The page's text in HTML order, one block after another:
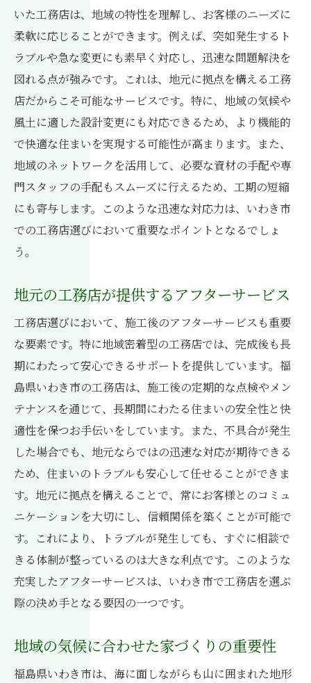
いた工務店は、地域の特性を理解し、お客様のニーズに
柔軟に応じることができます。例えば、突如発生するト
ラブルや急な変更にも素早く対応し、迅速な問題解決を
図れる点が強みです。これは、地元に拠点を構える工務
店だからこそ可能なサービスです。特に、地域の気候や
風土に適した設計変更にも対応できるため、より機能的
で快適な住まいを実現する可能性が高まります。また、
地域のネットワークを活用して、必要な資材の手配や専
門スタッフの手配もスムーズに行えるため、工期の短縮
にも寄与します。このような迅速な対応力は、いわき市
での工務店選びにおいて重要なポイントとなるでしょ
う。
地元の工務店が提供するアフターサービス
工務店選びにおいて、施工後のアフターサービスも重要
な要素です。特に地域密着型の工務店では、完成後も長
期にわたって安心できるサポートを提供しています。福
島県いわき市の工務店は、施工後の定期的な点検やメン
テナンスを通じて、長期間にわたる住まいの安全性と快
適性を保つお手伝いをしています。また、不具合が発生
した場合でも、地元ならではの迅速な対応が期待できる
ため、住まいのトラブルも安心して任せることができま
す。地元に拠点を構えることで、常にお客様とのコミュ
ニケーションを大切にし、信頼関係を築くことが可能で
す。これにより、トラブルが発生しても、すぐに相談で
きる体制が整っているのは大きな利点です。このような
充実したアフターサービスは、いわき市で工務店を選ぶ
際の決め手となる要因の一つです。
地域の気候に合わせた家づくりの重要性
福島県いわき市は、海に面しながらも山に囲まれた地形